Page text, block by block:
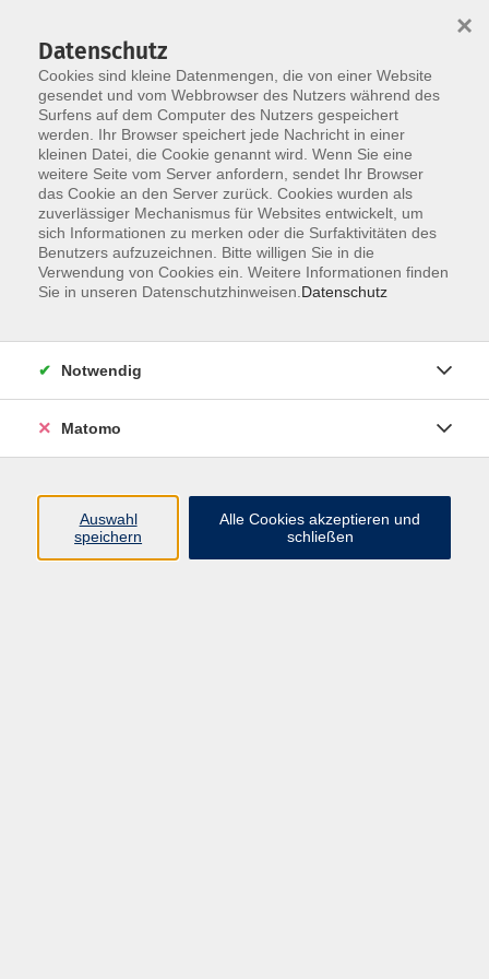
Skip to main content
Der Kurs konnte nicht gefunden werden.
Impressum
Datenschutz
Cookies sind kleine Datenmengen, die von einer Website
gesendet und vom Webbrowser des Nutzers während des
Surfens auf dem Computer des Nutzers gespeichert
werden. Ihr Browser speichert jede Nachricht in einer
kleinen Datei, die Cookie genannt wird. Wenn Sie eine
weitere Seite vom Server anfordern, sendet Ihr Browser
das Cookie an den Server zurück. Cookies wurden als
zuverlässiger Mechanismus für Websites entwickelt, um
sich Informationen zu merken oder die Surfaktivitäten des
Benutzers aufzuzeichnen. Bitte willigen Sie in die
Verwendung von Cookies ein. Weitere Informationen finden
Sie in unseren Datenschutzhinweisen. Datenschutz
×
Notwendig
Matomo
Auswahl
speichern
Alle Cookies akzeptieren und
schließen